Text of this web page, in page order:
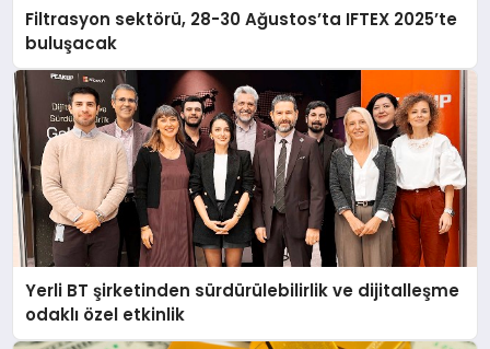
Filtrasyon sektörü, 28-30 Ağustos’ta IFTEX 2025’te
buluşacak
Yerli BT şirketinden sürdürülebilirlik ve dijitalleşme
odaklı özel etkinlik